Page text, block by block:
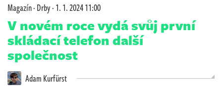
Magazín·Drby·1. 1. 2024 11:00
V novém roce vydá svůj první
skládací telefon další
společnost
Adam Kurfürst